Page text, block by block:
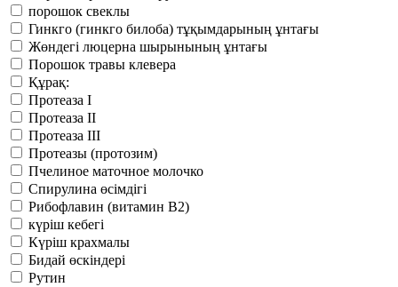
порошок свеклы
Гинкго (гинкго билоба) тұқымдарының ұнтағы
Жөндегі люцерна шырынының ұнтағы
Порошок травы клевера
Құрақ:
Протеаза I
Протеаза II
Протеаза III
Протеазы (протозим)
Пчелиное маточное молочко
Спирулина өсімдігі
Рибофлавин (витамин В2)
күріш кебегі
Күріш крахмалы
Бидай өскіндері
Рутин